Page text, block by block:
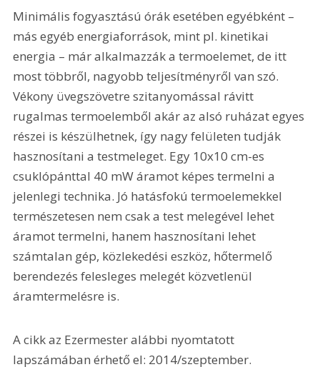
Minimális fogyasztású órák esetében egyébként –
más egyéb energiaforrások, mint pl. kinetikai
energia – már alkalmazzák a termoelemet, de itt
most többről, nagyobb teljesítményről van szó.
Vékony üvegszövetre szitanyomással rávitt
rugalmas termoelemből akár az alsó ruházat egyes
részei is készülhetnek, így nagy felületen tudják
hasznosítani a testmeleget. Egy 10x10 cm-es
csuklópánttal 40 mW áramot képes termelni a
jelenlegi technika. Jó hatásfokú termoelemekkel
természetesen nem csak a test melegével lehet
áramot termelni, hanem hasznosítani lehet
számtalan gép, közlekedési eszköz, hőtermelő
berendezés felesleges melegét közvetlenül
áramtermelésre is.
A cikk az Ezermester alábbi nyomtatott
lapszámában érhető el: 2014/szeptember.